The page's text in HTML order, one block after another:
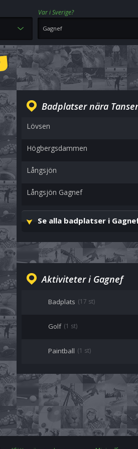
Var i Sverige?
Badplatser nära
Lövsen
Högbergsdammen
Långsjön
Långsjön Gagnef
Se alla badplatser i
Aktiviteter i Gagnef
Badplats (17 st)
Golf (1 st)
Paintball (1 st)